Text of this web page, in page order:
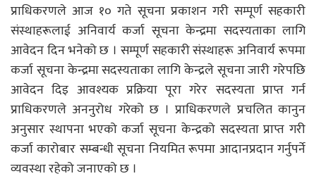
प्राधिकरणले आज १० गते सूचना प्रकाशन गरी सम्पूर्ण सहकारी
संस्थाहरूलाई अनिवार्य कर्जा सूचना केन्द्रमा सदस्यताका लागि
आवेदन दिन भनेको छ । सम्पूर्ण सहकारी संस्थाहरू अनिवार्य रूपमा
कर्जा सूचना केन्द्रमा सदस्यताका लागि केन्द्रले सूचना जारी गरेपछि
आवेदन दिइ आवश्यक प्रक्रिया पूरा गरेर सदस्यता प्राप्त गर्न
प्राधिकरणले अननुरोध गरेको छ । प्राधिकरणले प्रचलित कानुन
अनुसार स्थापना भएको कर्जा सूचना केन्द्रको सदस्यता प्राप्त गरी
कर्जा कारोबार सम्बन्धी सूचना नियमित रूपमा आदानप्रदान गर्नुपर्ने
व्यवस्था रहेको जनाएको छ ।